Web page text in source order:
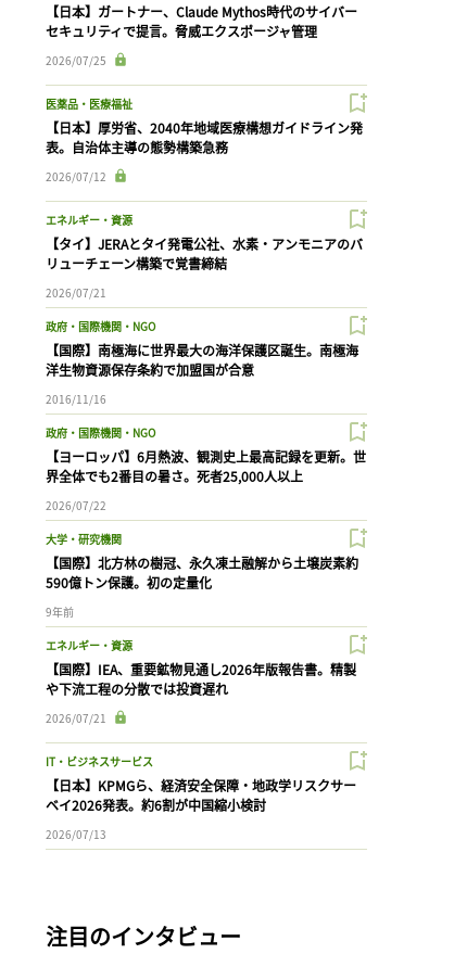
【日本】ガートナー、Claude Mythos時代のサイバー
セキュリティで提言。脅威エクスポージャ管理
2026/07/25
医薬品・医療福祉
【日本】厚労省、2040年地域医療構想ガイドライン発
表。自治体主導の態勢構築急務
2026/07/12
エネルギー・資源
【タイ】JERAとタイ発電公社、水素・アンモニアのバ
リューチェーン構築で覚書締結
2026/07/21
政府・国際機関・NGO
【国際】南極海に世界最大の海洋保護区誕生。南極海
洋生物資源保存条約で加盟国が合意
2016/11/16
政府・国際機関・NGO
【ヨーロッパ】6月熱波、観測史上最高記録を更新。世
界全体でも2番目の暑さ。死者25,000人以上
2026/07/22
大学・研究機関
【国際】北方林の樹冠、永久凍土融解から土壌炭素約
590億トン保護。初の定量化
9年前
エネルギー・資源
【国際】IEA、重要鉱物見通し2026年版報告書。精製
や下流工程の分散では投資遅れ
2026/07/21
IT・ビジネスサービス
【日本】KPMGら、経済安全保障・地政学リスクサー
ベイ2026発表。約6割が中国縮小検討
2026/07/13
注目のインタビュー